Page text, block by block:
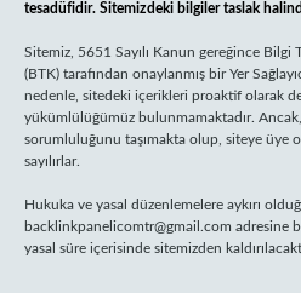
tesadüfidir. Sitemizdeki bilgiler taslak
Sitemiz, 5651 Sayılı Kanun gereğince
(BTK) tarafından onaylanmış bir Yer
nedenle, sitedeki içerikleri proaktif olarak
yükümlülüğümüz bulunmamaktadır.
sorumluluğunu taşımakta olup, siteye üye
sayılırlar.
Hukuka ve yasal düzenlemelere aykırı
backlinkpanelicomtr@gmail.com adresine
yasal süre içerisinde sitemizden